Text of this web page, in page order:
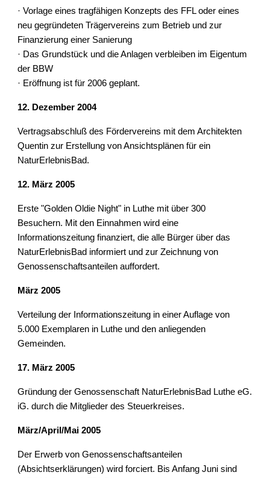
· Vorlage eines tragfähigen Konzepts des FFL oder eines
neu gegründeten Trägervereins zum Betrieb und zur
Finanzierung einer Sanierung
· Das Grundstück und die Anlagen verbleiben im Eigentum
der BBW
· Eröffnung ist für 2006 geplant.
12. Dezember 2004
Vertragsabschluß des Fördervereins mit dem Architekten
Quentin zur Erstellung von Ansichtsplänen für ein
NaturErlebnisBad.
12. März 2005
Erste "Golden Oldie Night" in Luthe mit über 300
Besuchern. Mit den Einnahmen wird eine
Informationszeitung finanziert, die alle Bürger über das
NaturErlebnisBad informiert und zur Zeichnung von
Genossenschaftsanteilen auffordert.
März 2005
Verteilung der Informationszeitung in einer Auflage von
5.000 Exemplaren in Luthe und den anliegenden
Gemeinden.
17. März 2005
Gründung der Genossenschaft NaturErlebnisBad Luthe eG.
iG. durch die Mitglieder des Steuerkreises.
März/April/Mai 2005
Der Erwerb von Genossenschaftsanteilen
(Absichtserklärungen) wird forciert. Bis Anfang Juni sind